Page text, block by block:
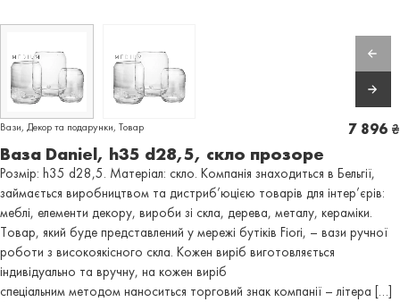
Вази, Декор та подарунки, Товар
Ваза Daniel, h35 d28,5, скло прозоре
7 896 ₴
Розмір: h35 d28,5. Матеріал: скло. Компанія знаходиться в Бельгії,
займається виробництвом та дистриб’юцією товарів для інтер’єрів:
меблі, елементи декору, вироби зі скла, дерева, металу, кераміки.
Товар, який буде представлений у мережі бутіків Fiori, – вази ручної
роботи з високоякісного скла. Кожен виріб виготовляється
індивідуально та вручну, на кожен виріб
спеціальним методом наноситься торговий знак компанії – літера […]